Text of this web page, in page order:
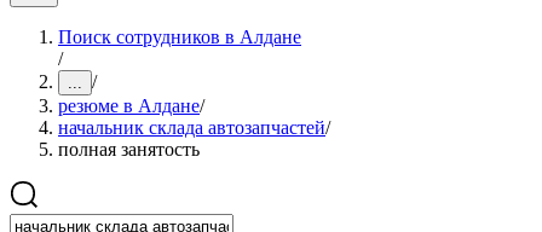
Поиск сотрудников в Алдане
/
... /
резюме в Алдане/
начальник склада автозапчастей/
полная занятость